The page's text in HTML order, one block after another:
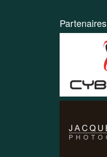
Partenaires